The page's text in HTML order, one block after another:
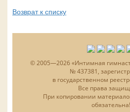
Возврат к списку
© 2005—2026 «Интимная
№ 437381,
в государственном
Все права
При копировании
обязательна!